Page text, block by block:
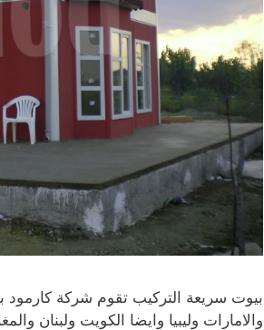
بيوت سريعة التركيب تقوم شركة كارمود
والامارات وليبيا وايضا الكويت ولبنان